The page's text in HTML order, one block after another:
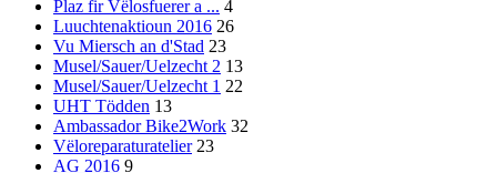
Plaz fir Vëlosfuerer a ... 4
Luuchtenaktioun 2016 26
Vu Miersch an d'Stad 23
Musel/Sauer/Uelzecht 2 13
Musel/Sauer/Uelzecht 1 22
UHT Tödden 13
Ambassador Bike2Work 32
Vëloreparaturatelier 23
AG 2016 9